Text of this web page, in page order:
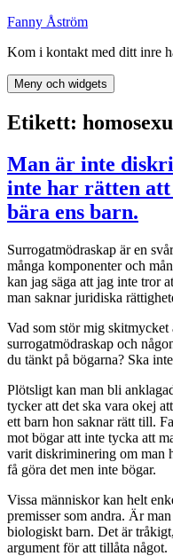
Hoppa
innehåll
Fanny Åström
Kom i kontakt med ditt inre
Meny och widgets
Etikett:
Man är inte
inte har rätten
bära ens barn.
Surrogatmödraskap är en
många komponenter och
kan jag säga att jag inte tror
man saknar juridiska
Vad som stör mig skitmycket
surrogatmödraskap och
du tänkt på bögarna? Ska
Plötsligt kan man bli
tycker att det ska vara okej
ett barn hon saknar rätt till.
mot bögar att inte tycka att
varit diskriminering om man
få göra det men inte bögar.
Vissa människor kan helt
premisser som andra. Är
biologiskt barn. Det är
argument för att tillåta något.